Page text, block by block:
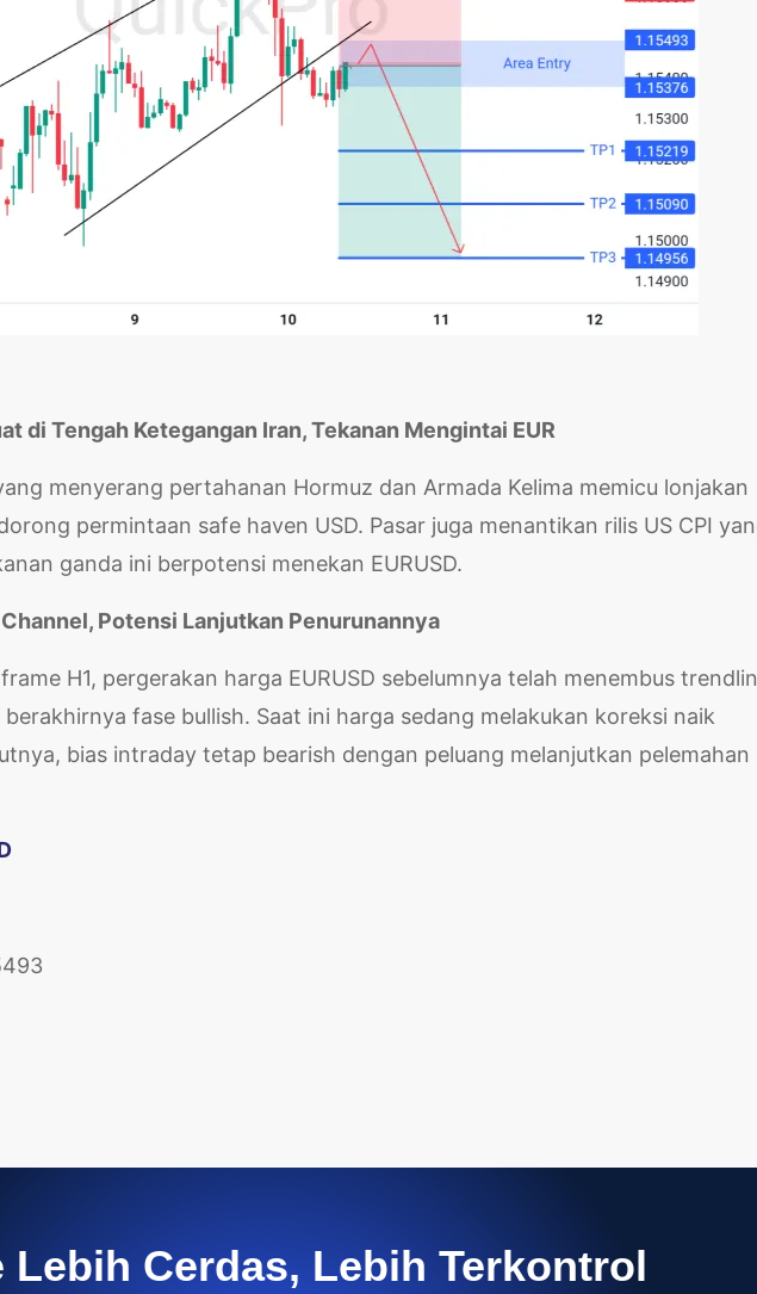
di Tengah Ketegangan Iran, Tekanan Mengintai EUR
menyerang pertahanan Hormuz dan Armada Kelima memicu lonjakan
permintaan safe haven USD. Pasar juga menantikan rilis US CPI
ganda ini berpotensi menekan EURUSD.
Potensi Lanjutkan Penurunannya
H1, pergerakan harga EURUSD sebelumnya telah menembus
fase bullish. Saat ini harga sedang melakukan koreksi naik
bias intraday tetap bearish dengan peluang melanjutkan pelemahan
Lebih Cerdas, Lebih Terkontrol